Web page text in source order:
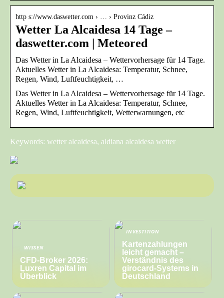
http s://www.daswetter.com › … › Provinz Cádiz
Wetter La Alcaidesa 14 Tage –
daswetter.com | Meteored
Das Wetter in La Alcaidesa – Wettervorhersage für 14 Tage.
Aktuelles Wetter in La Alcaidesa: Temperatur, Schnee,
Regen, Wind, Luftfeuchtigkeit, …
Das Wetter in La Alcaidesa – Wettervorhersage für 14 Tage.
Aktuelles Wetter in La Alcaidesa: Temperatur, Schnee,
Regen, Wind, Luftfeuchtigkeit, Wetterwarnungen, etc
Keywords: wetter alcaidesa, aldiana alcaidesa wetter
WISSEN
CFD-Broker 2026:
Luxren Capital im
Überblick
INVESTITION
Kartenzahlungen
leicht gemacht –
Verständnis des
girocard-Systems in
Deutschland